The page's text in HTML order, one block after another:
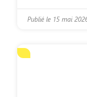
2022, en
manifestations
Publié le 15 mai